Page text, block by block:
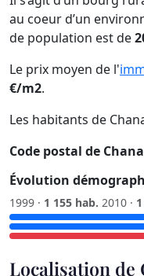
au coeur d’un
de population est de
Le prix moyen de l'
€/m2.
Les habitants de
Code postal de
Évolution
1999 · 1 155 hab. 2010 ·
Localisation de